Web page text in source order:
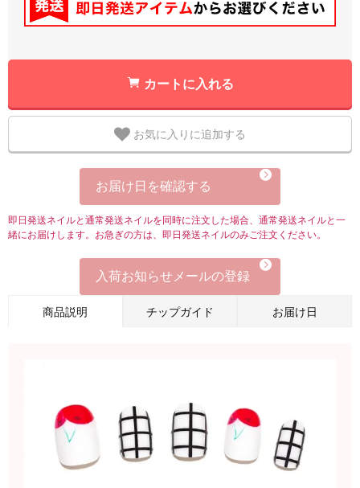
カートに入れる
お気に入りに追加する
お届け日を確認する
即日発送ネイルと通常発送ネイルを同時に注文した場合、通常発送ネイルと一
緒にお届けします。お急ぎの方は、即日発送ネイルのみご注文ください。
入荷お知らせメールの登録
商品説明 チップガイド お届け日